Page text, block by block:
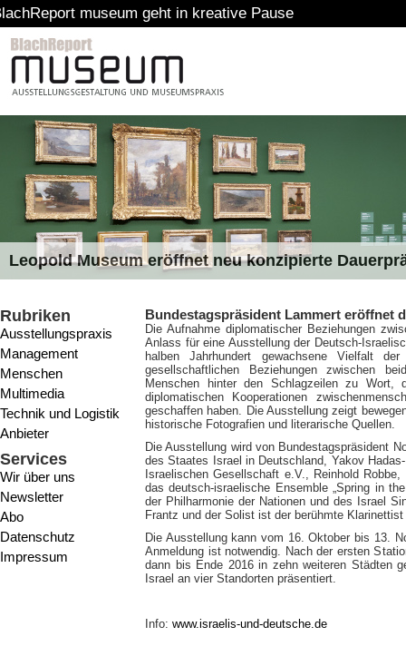
geht in kreative Pause
Leopold Museum eröffnet neu konzipierte
Rubriken
Ausstellungspraxis
Management
Menschen
Multimedia
Technik und Logistik
Anbieter
Services
Wir über uns
Newsletter
Abo
Datenschutz
Impressum
Bundestagspräsident Lammert eröffnet
Die Aufnahme diplomatischer Beziehungen
Anlass für eine Ausstellung der Deutsch-
halben Jahrhundert gewachsene Vielfalt
gesellschaftlichen Beziehungen zwischen
Menschen hinter den Schlagzeilen zu
diplomatischen Kooperationen
geschaffen haben. Die Ausstellung zeigt
historische Fotografien und literarische Quellen.
Die Ausstellung wird von Bundestagspräsident
des Staates Israel in Deutschland, Yakov
Israelischen Gesellschaft e.V., Reinhold
das deutsch-israelische Ensemble „Spring in
der Philharmonie der Nationen und des Israel
Frantz und der Solist ist der berühmte
Die Ausstellung kann vom 16. Oktober bis 13.
Anmeldung ist notwendig. Nach der ersten
dann bis Ende 2016 in zehn weiteren Städten
Israel an vier Standorten präsentiert.
Info: www.israelis-und-deutsche.de